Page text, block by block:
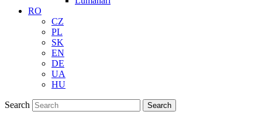
RO
CZ
PL
SK
EN
DE
UA
HU
Search